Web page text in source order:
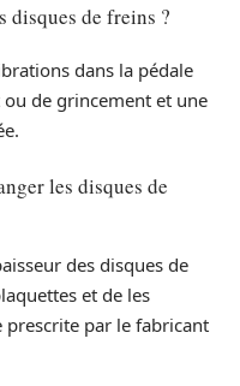
disques de freins ?
dans la pédale
de grincement et une
les disques de
des disques de
et de les
prescrite par le fabricant